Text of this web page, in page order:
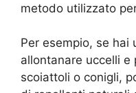
metodo utilizzato
Per esempio, se hai
allontanare uccelli e
scoiattoli o conigli,